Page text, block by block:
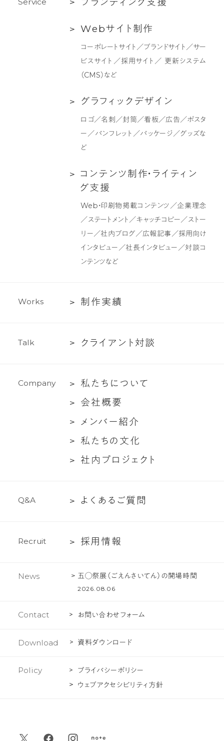
ン
支
Web
作
Webサ イ ト 制 作
コーポレートサイト／ブランドサイト／サー
ビスサイト／採用サイト／ 更新システム
（CMS）など
グ
ク
グラフ ィ ッ ク デザイ ン
ロゴ／名刺／封筒／看板／広告／ポスタ
ー／パンフレット／パッケージ／グッズな
ど
コ
作・
テ
グ
コ ン テ ン ツ制 作・ ラ イ ティ ン
グ支援
Web・印刷物掲載コンテンツ／企業理念
／ステートメント／キャッチコピー／ストー
リー／社内ブログ／広報記事／採用向け
インタビュー／社長インタビュー／対談コ
ンテンツなど
Works
制
績
制 作実績
Talk
ク
ア
ン
対
談
ク ラ イ ア ン ト 対談
Company
私
に
つ
私 た ち に つ いて
会
要
会社概要
メ
ー
メ ンバ ー紹介
私
文
私 た ちの 文化
社
ロ
ク
社 内 プロ ジ ェ ク ト
Q&A
よ
る
問
よ く あ る ご質 問
Recruit
採 採用 情報
News 五◯祭展（ごえんさいてん）の開場時間
2026.08.06
Contact お問い合わせフォーム
Download 資料ダウンロード
Policy
プライバシーポリシー
ウェブアクセシビリティ方針